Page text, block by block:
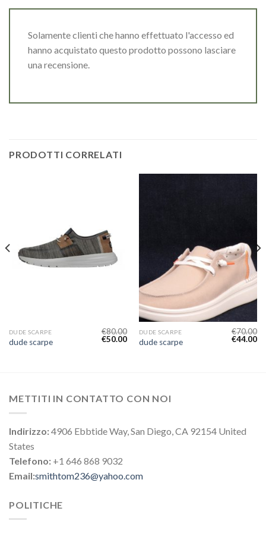
Solamente clienti che hanno effettuato l'accesso ed
hanno acquistato questo prodotto possono lasciare
una recensione.
PRODOTTI CORRELATI
DUDE SCARPE
dude scarpe
€80.00
€50.00
DUDE SCARPE
dude scarpe
€70.00
€44.00
METTITI IN CONTATTO CON NOI
Indirizzo:4906 Ebbtide Way, San Diego, CA 92154 United
States
Telefono: +1 646 868 9032
Email:smithtom236@yahoo.com
POLITICHE